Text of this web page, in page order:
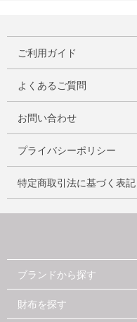
ご利用ガイド
よくあるご質問
お問い合わせ
プライバシーポリシー
特定商取引法に基づく表記
ブランドから探す
財布を探す